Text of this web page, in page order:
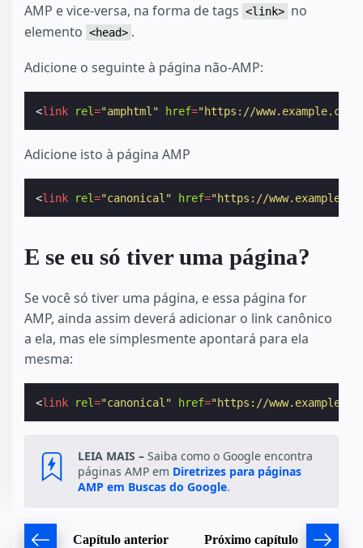
AMP e vice-versa, na forma de tags <link> no
elemento <head> .
Adicione o seguinte à página não-AMP:
<link rel="amphtml" href="https://
Adicione isto à página AMP
<link rel="canonical" href="https://
E se eu só tiver uma página?
Se você só tiver uma página, e essa página for
AMP, ainda assim deverá adicionar o link canônico
a ela, mas ele simplesmente apontará para ela
mesma:
<link rel="canonical" href="https://
LEIA MAIS – Saiba como o Google encontra
páginas AMP em Diretrizes para páginas
AMP em Buscas do Google.
Capítulo anterior Próximo capítulo